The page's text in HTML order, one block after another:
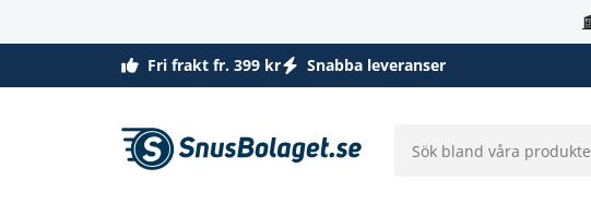
Fri frakt fr. 399 kr Snabba leveranser